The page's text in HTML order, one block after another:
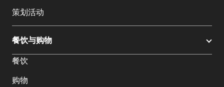
策划活动
餐饮与购物
餐饮
购物